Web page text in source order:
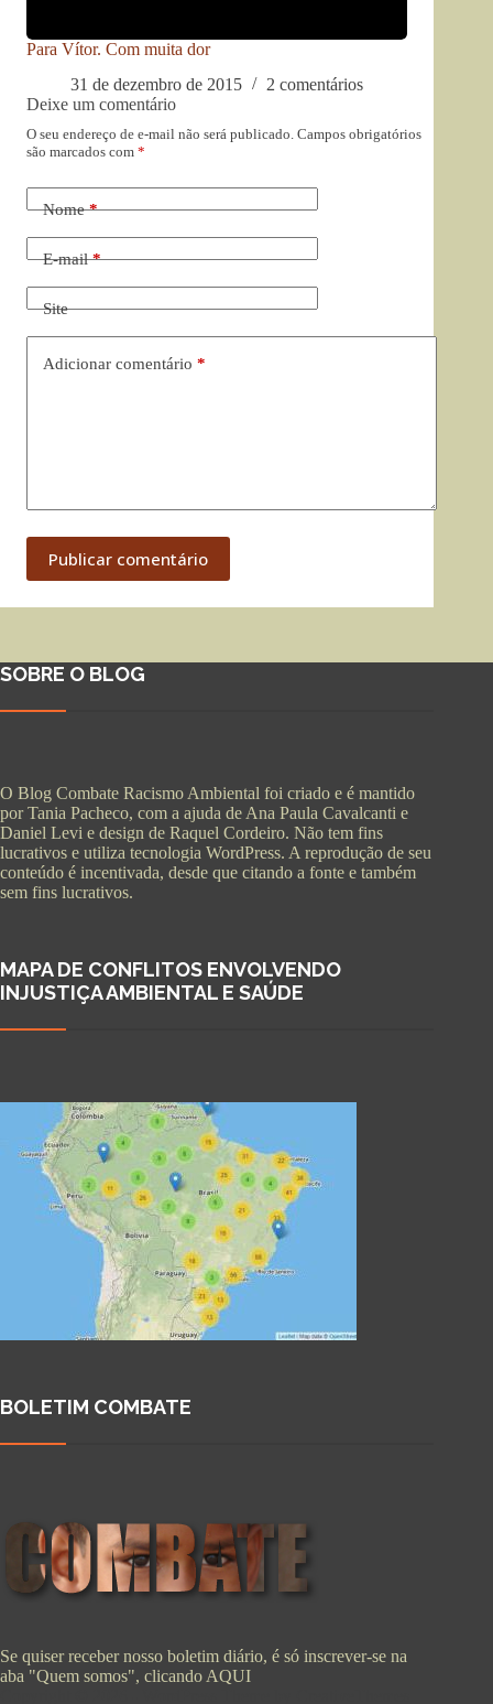
Para Vítor. Com muita dor
31 de dezembro de 2015
2 comentários
Deixe um comentário
O seu endereço de e-mail não será publicado. Campos obrigatórios
são marcados com *
Nome*
E-mail*
Site
Adicionar comentário *
Publicar comentário
SOBRE O BLOG
O Blog Combate Racismo Ambiental foi criado e é mantido
por Tania Pacheco, com a ajuda de Ana Paula Cavalcanti e
Daniel Levi e design de Raquel Cordeiro. Não tem fins
lucrativos e utiliza tecnologia WordPress. A reprodução de seu
conteúdo é incentivada, desde que citando a fonte e também
sem fins lucrativos.
MAPA DE CONFLITOS ENVOLVENDO
INJUSTIÇA AMBIENTAL E SAÚDE
BOLETIM COMBATE
Se quiser receber nosso boletim diário, é só inscrever-se na
aba "Quem somos", clicandoAQUI